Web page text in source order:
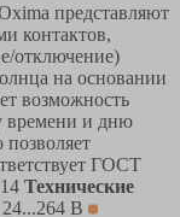
представляют
контактов,
отключение)
на основании
возможность
времени и дню
позволяет
ГОСТ
Технические
В